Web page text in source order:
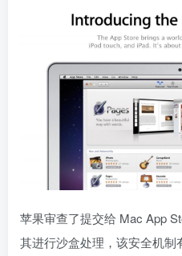
苹果审查了提交给 Mac App
其进行沙盒处理，该安全机